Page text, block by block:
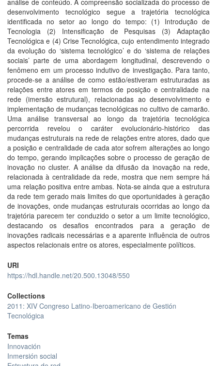
análise de conteúdo. A compreensão socializada do processo de
desenvolvimento tecnológico segue a trajetória tecnológica
identificada no setor ao longo do tempo: (1) Introdução de
Tecnologia (2) Intensificação de Pesquisas (3) Adaptação
Tecnológica e (4) Crise Tecnológica, cujo entendimento integrado
da evolução do ‘sistema tecnológico’ e do ‘sistema de relações
sociais’ parte de uma abordagem longitudinal, descrevendo o
fenômeno em um processo indutivo de investigação. Para tanto,
procede-se a análise de como estão/estiveram estruturadas as
relações entre atores em termos de posição e centralidade na
rede (imersão estrutural), relacionadas ao desenvolvimento e
implementação de mudanças tecnológicas no cultivo de camarão.
Uma análise transversal ao longo da trajetória tecnológica
percorrida revelou o caráter evolucionário-histórico das
mudanças estruturais na rede de relações entre atores, dado que
a posição e centralidade de cada ator sofrem alterações ao longo
do tempo, gerando implicações sobre o processo de geração de
inovação no cluster. A análise da difusão da inovação na rede,
relacionada à centralidade da rede, mostra que nem sempre há
uma relação positiva entre ambas. Nota-se ainda que a estrutura
da rede tem gerado mais limites do que oportunidades à geração
de inovações, onde mudanças estruturais ocorridas ao longo da
trajetória parecem ter conduzido o setor a um limite tecnológico,
destacando os desafios encontrados para a geração de
inovações radicais necessárias e a aparente influência de outros
aspectos relacionais entre os atores, especialmente políticos.
URI
https://hdl.handle.net/20.500.13048/550
Collections
2011: XIV Congreso Latino-Iberoamericano de Gestión
Tecnológica
Temas
Innovación
Inmersión social